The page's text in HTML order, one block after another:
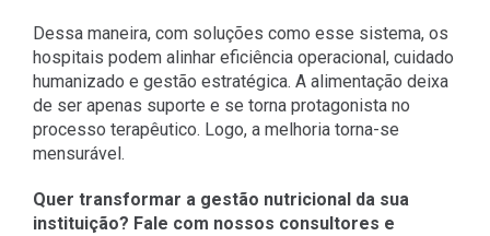
Dessa maneira, com soluções como esse sistema, os
hospitais podem alinhar eficiência operacional, cuidado
humanizado e gestão estratégica. A alimentação deixa
de ser apenas suporte e se torna protagonista no
processo terapêutico. Logo, a melhoria torna-se
mensurável.
Quer transformar a gestão nutricional da sua
instituição? Fale com nossos consultores e